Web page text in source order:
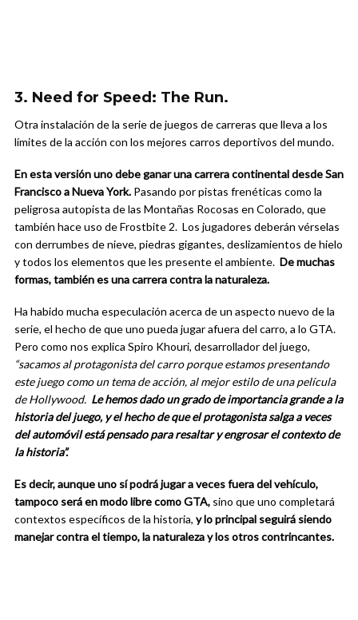
3. Need for Speed: The Run.
Otra instalación de la serie de juegos de carreras que lleva a los
límites de la acción con los mejores carros deportivos del mundo.
En esta versión uno debe ganar una carrera continental desde San
Francisco a Nueva York. Pasando por pistas frenéticas como la
peligrosa autopista de las Montañas Rocosas en Colorado, que
también hace uso de Frostbite 2. Los jugadores deberán vérselas
con derrumbes de nieve, piedras gigantes, deslizamientos de hielo
y todos los elementos que les presente el ambiente. De muchas
formas, también es una carrera contra la naturaleza.
Ha habido mucha especulación acerca de un aspecto nuevo de la
serie, el hecho de que uno pueda jugar afuera del carro, a lo GTA.
Pero como nos explica Spiro Khouri, desarrollador del juego,
“sacamos al protagonista del carro porque estamos presentando
este juego como un tema de acción, al mejor estilo de una película
de Hollywood. Le hemos dado un grado de importancia grande a la
historia del juego, y el hecho de que el protagonista salga a veces
del automóvil está pensado para resaltar y engrosar el contexto de
la historia”.
Es decir, aunque uno sí podrá jugar a veces fuera del vehículo,
tampoco será en modo libre como GTA, sino que uno completará
contextos específicos de la historia, y lo principal seguirá siendo
manejar contra el tiempo, la naturaleza y los otros contrincantes.